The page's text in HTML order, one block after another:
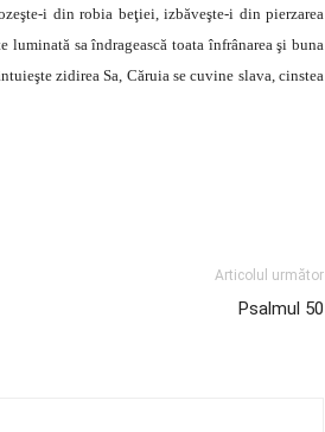
i din robia beţiei, izbăveşte-i din pierzarea
sa îndragească toata înfrânarea şi buna
zidirea Sa, Căruia se cuvine slava, cinstea
Articolul următor
Psalmul 50